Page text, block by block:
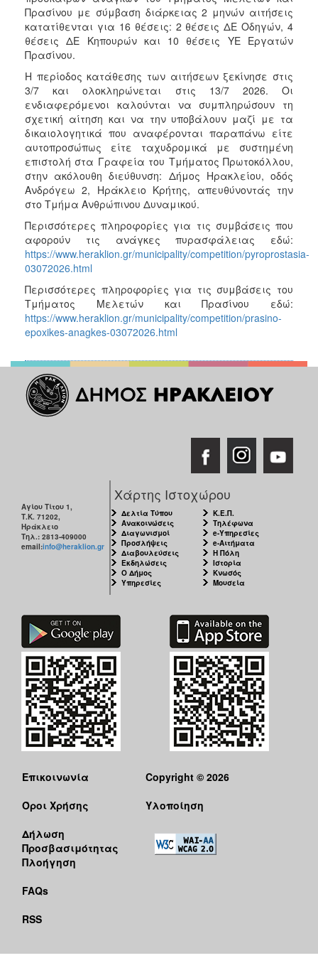
Πρασίνου με σύμβαση διάρκειας 2 μηνών αιτήσεις
κατατίθενται για 16 θέσεις: 2 θέσεις ΔΕ Οδηγών, 4
θέσεις ΔΕ Κηπουρών και 10 θέσεις ΥΕ Εργατών
Πρασίνου.
Η περίοδος κατάθεσης των αιτήσεων ξεκίνησε στις
3/7 και ολοκληρώνεται στις 13/7 2026. Οι
ενδιαφερόμενοι καλούνται να συμπληρώσουν τη
σχετική αίτηση και να την υποβάλουν μαζί με τα
δικαιολογητικά που αναφέρονται παραπάνω είτε
αυτοπροσώπως είτε ταχυδρομικά με συστημένη
επιστολή στα Γραφεία του Τμήματος Πρωτοκόλλου,
στην ακόλουθη διεύθυνση: Δήμος Ηρακλείου, οδός
Ανδρόγεω 2, Ηράκλειο Κρήτης, απευθύνοντάς την
στο Τμήμα Ανθρώπινου Δυναμικού.
Περισσότερες πληροφορίες για τις συμβάσεις που
αφορούν τις ανάγκες πυρασφάλειας εδώ:
https://www.heraklion.gr/municipality/competition/pyroprostasia-
03072026.html
Περισσότερες πληροφορίες για τις συμβάσεις του
Τμήματος Μελετών και Πρασίνου εδώ:
https://www.heraklion.gr/municipality/competition/prasino-
epoxikes-anagkes-03072026.html
Αγίου Τίτου 1,
Τ.Κ. 71202,
Ηράκλειο
Τηλ.: 2813-409000
email:info@heraklion.gr
Χάρτης Ιστοχώρου
Δελτία Τύπου
Ανακοινώσεις
Διαγωνισμοί
Προσλήψεις
Διαβουλεύσεις
Εκδηλώσεις
Ο Δήμος
Υπηρεσίες
Κ.Ε.Π.
Τηλέφωνα
e-Υπηρεσίες
e-Αιτήματα
Η Πόλη
Ιστορία
Κνωσός
Μουσεία
Επικοινωνία
Όροι Χρήσης
Δήλωση
Προσβασιμότητας
Πλοήγηση
FAQs
RSS
Copyright © 2026
Υλοποίηση